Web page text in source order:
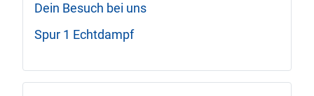
Dein Besuch bei uns
Spur 1 Echtdampf